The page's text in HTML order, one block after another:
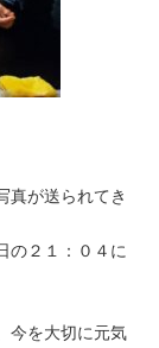
真が送られてき
の２１：０４に
今を大切に元気